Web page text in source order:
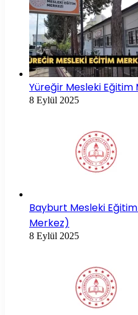
Yüreğir Mesleki
8 Eylül 2025
Bayburt Mesleki
Merkez)
8 Eylül 2025